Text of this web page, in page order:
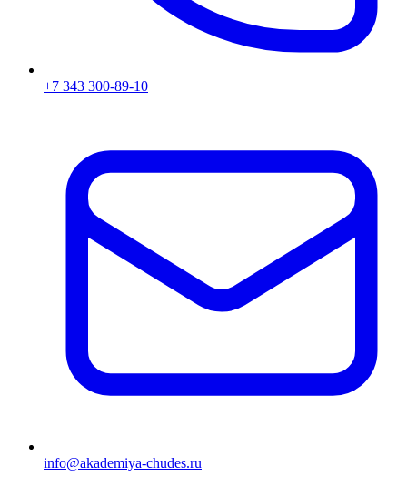
+7 343 300-89-10
info@akademiya-chudes.ru